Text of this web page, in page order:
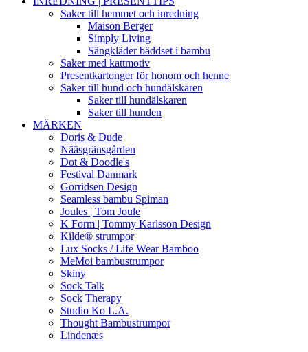
Saker till hemmet och inredning
Maison Berger
Simply Living
Sängkläder bäddset i bambu
Saker med kattmotiv
Presentkartonger för honom och henne
Saker till hund och hundälskaren
Saker till hundälskaren
Saker till hunden
MÄRKEN
Doris & Dude
Nääsgränsgården
Dot & Doodle's
Festival Danmark
Gorridsen Design
Seamless bambu Spiman
Joules | Tom Joule
K Form | Tommy Karlsson Design
Kilde® strumpor
Lux Socks / Life Wear Bamboo
MeMoi bambustrumpor
Skiny
Sock Talk
Sock Therapy
Studio Ko L.A.
Thought Bambustrumpor
Lindenæs